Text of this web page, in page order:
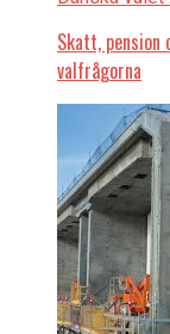
Skatt,
valfrågorna